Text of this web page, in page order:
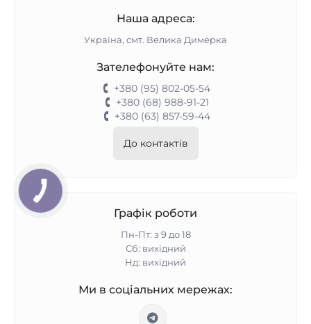
Наша адреса:
Україна, смт. Велика Димерка
Зателефонуйте нам:
+380 (95) 802-05-54
+380 (68) 988-91-21
+380 (63) 857-59-44
До контактів
Графік роботи
Пн-Пт: з 9 до 18
Сб: вихідний
Нд: вихідний
Ми в соціальних мережах: